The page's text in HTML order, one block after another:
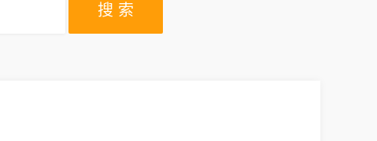
搜 索